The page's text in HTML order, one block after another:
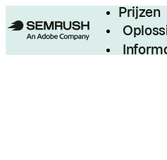
Prijzen